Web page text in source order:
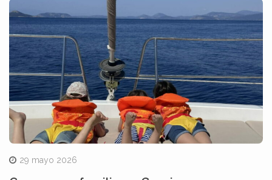
29 mayo 2026